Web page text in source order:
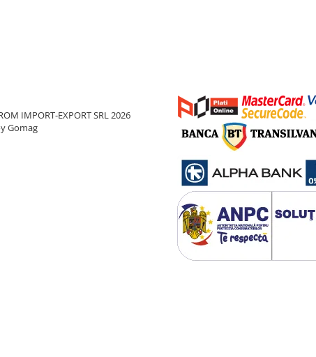
IMPORT-EXPORT SRL 2026
Gomag